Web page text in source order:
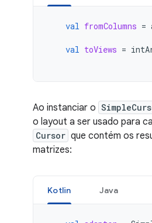
val fromColumns =
val toViews =
Ao instanciar o
o layout a ser usado para
Cursor que contém os
matrizes:
Kotlin Java